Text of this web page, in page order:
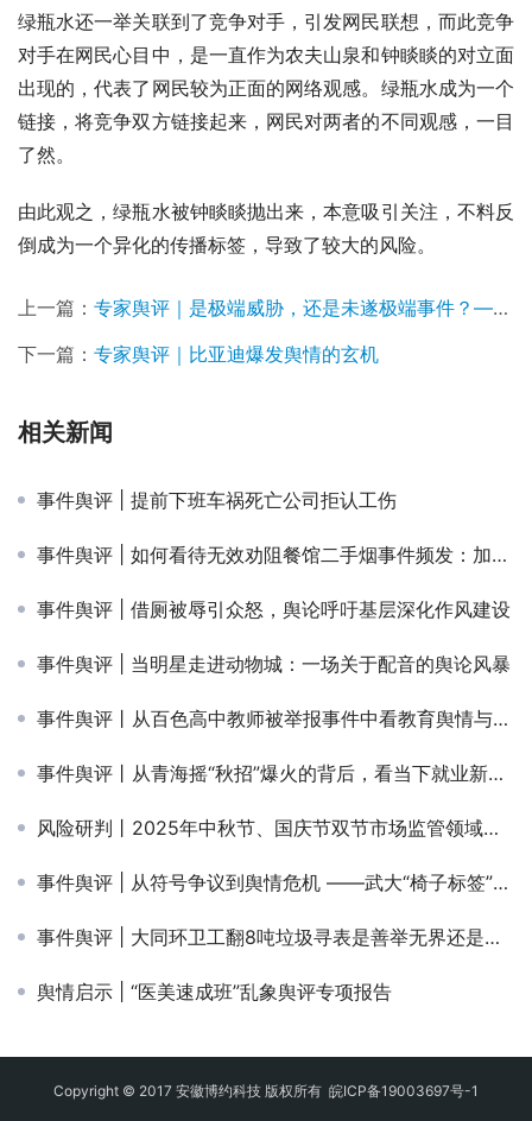
绿瓶水还一举关联到了竞争对手，引发网民联想，而此竞争
对手在网民心目中，是一直作为农夫山泉和钟睒睒的对立面
出现的，代表了网民较为正面的网络观感。绿瓶水成为一个
链接，将竞争双方链接起来，网民对两者的不同观感，一目
了然。
由此观之，绿瓶水被钟睒睒抛出来，本意吸引关注，不料反
倒成为一个异化的传播标签，导致了较大的风险。
上一篇： 专家舆评｜是极端威胁，还是未遂极端事件？——剖析一起事件
下一篇： 专家舆评｜比亚迪爆发舆情的玄机
相关新闻
事件舆评 | 提前下班车祸死亡公司拒认工伤
事件舆评 | 如何看待无效劝阻餐馆二手烟事件频发：加强监管，让“较真者”不再孤单
事件舆评 | 借厕被辱引众怒，舆论呼吁基层深化作风建设
事件舆评 | 当明星走进动物城：一场关于配音的舆论风暴
事件舆评丨从百色高中教师被举报事件中看教育舆情与师德坚守
事件舆评丨从青海摇“秋招”爆火的背后，看当下就业新生态与挑战
风险研判丨2025年中秋节、国庆节双节市场监管领域舆情风险前瞻报告
事件舆评 | 从符号争议到舆情危机 ——武大“椅子标签”事件分析
事件舆评 | 大同环卫工翻8吨垃圾寻表是善举无界还是资源越界？
舆情启示 | “医美速成班”乱象舆评专项报告
Copyright © 2017 安徽博约科技 版权所有 皖ICP备19003697号-1